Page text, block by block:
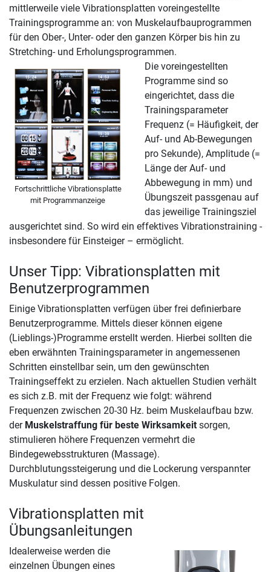
mittlerweile viele Vibrationsplatten voreingestellte
Trainingsprogramme an: von Muskelaufbauprogrammen
für den Ober-, Unter- oder den ganzen Körper bis hin zu
Stretching- und Erholungsprogrammen.
Fortschrittliche Vibrationsplatte
mit Programmanzeige
Die voreingestellten
Programme sind so
eingerichtet, dass die
Trainingsparameter
Frequenz (= Häufigkeit, der
Auf- und Ab-Bewegungen
pro Sekunde), Amplitude (=
Länge der Auf- und
Abbewegung in mm) und
Übungszeit passgenau auf
das jeweilige Trainingsziel
ausgerichtet sind. So wird ein effektives Vibrationstraining -
insbesondere für Einsteiger – ermöglicht.
Unser Tipp: Vibrationsplatten mit
Benutzerprogrammen
Einige Vibrationsplatten verfügen über frei definierbare
Benutzerprogramme. Mittels dieser können eigene
(Lieblings-)Programme erstellt werden. Hierbei sollten die
eben erwähnten Trainingsparameter in angemessenen
Schritten einstellbar sein, um den gewünschten
Trainingseffekt zu erzielen. Nach aktuellen Studien verhält
es sich z.B. mit der Frequenz wie folgt: während
Frequenzen zwischen 20-30 Hz. beim Muskelaufbau bzw.
der Muskelstraffung für beste Wirksamkeit sorgen,
stimulieren höhere Frequenzen vermehrt die
Bindegewebsstrukturen (Massage).
Durchblutungssteigerung und die Lockerung verspannter
Muskulatur sind dessen positive Folgen.
Vibrationsplatten mit
Übungsanleitungen
Idealerweise werden die
einzelnen Übungen eines